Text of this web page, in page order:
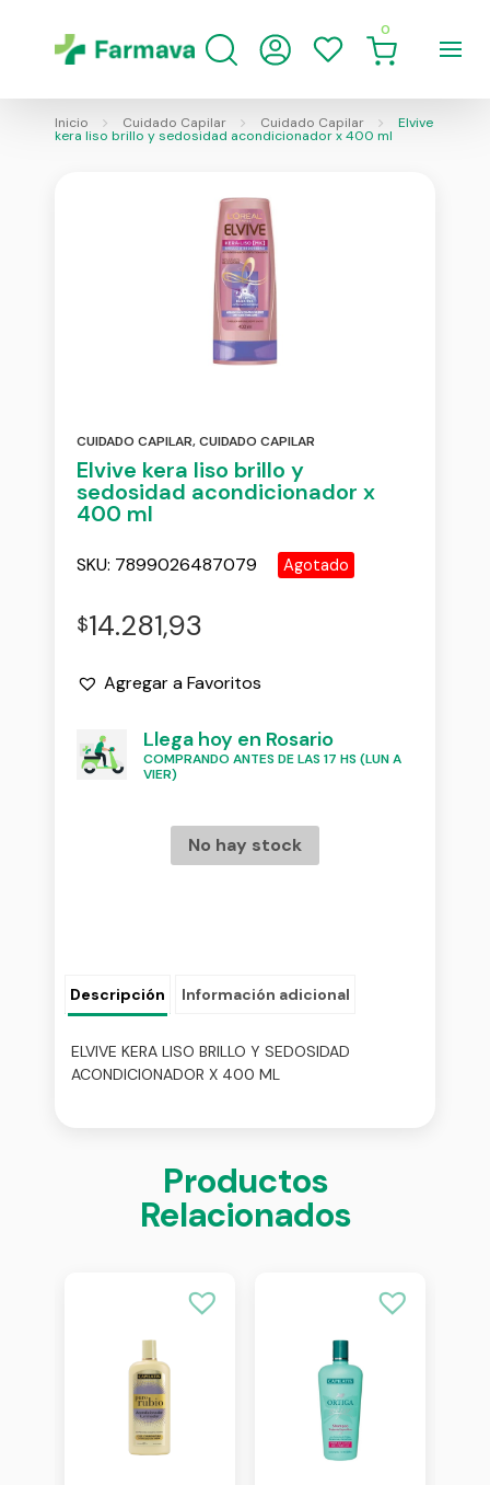
0
Inicio Cuidado Capilar Cuidado Capilar Elvive
kera liso brillo y sedosidad acondicionador x 400 ml
CUIDADO CAPILAR,CUIDADO CAPILAR
Elvive kera liso brillo y
sedosidad acondicionador x
400 ml
SKU: 7899026487079 Agotado
$14.281,93
Agregar a Favoritos
Llega hoy en Rosario
COMPRANDO ANTES DE LAS 17 HS (LUN A
VIER)
No hay stock
Descripción Información adicional
ELVIVE KERA LISO BRILLO Y SEDOSIDAD
ACONDICIONADOR X 400 ML
Productos
Relacionados